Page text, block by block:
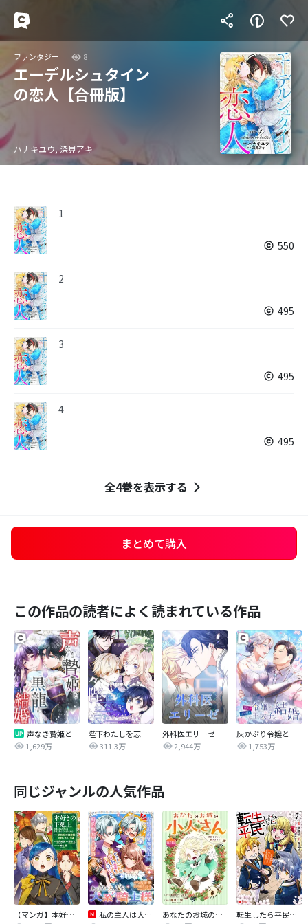
ファンタジー 8
エーデルシュタイン
の恋人【合冊版】
ハナキユウ, 深見アキ
1
550
2
495
3
495
4
495
全4巻を表示する
まとめて購入
この作品の読者によく読まれている作品
声なき贄姫と黒龍の結婚
1,629万
陛下わたしを忘れてください
311.3万
外科医エリーゼ
2,944万
灰かぶり令嬢と行き遅れ元王太子の結婚
1,753万
同じジャンルの人気作品
【マンガ】本好きの下剋上 第四部
私の主人は大きな犬系騎士様
あなたのお城の小人さん ～御飯下さい、働きますっ～（コミック）【分冊版】
転生したら平民でした。～生活水準に耐えられないので貴族を目指します～（コミック）